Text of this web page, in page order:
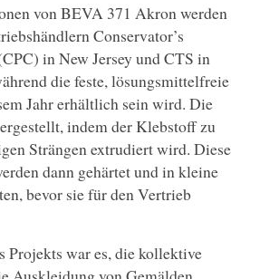
von BEVA 371 Akron werden
Conservator’s
in New Jersey und CTS in
die feste, lösungsmittelfreie
Jahr erhältlich sein wird. Die
indem der Klebstoff zu
Strängen extrudiert wird. Diese
dann gehärtet und in kleine
bevor sie für den Vertrieb
Projekts war es, die kollektive